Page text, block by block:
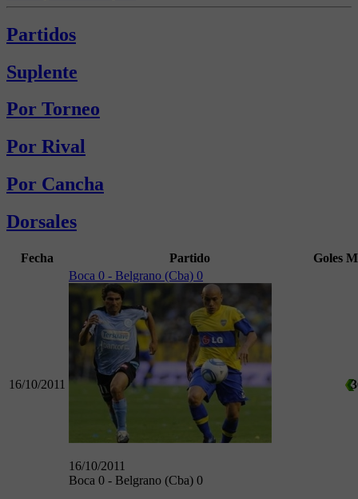
Partidos
Suplente
Por Torneo
Por Rival
Por Cancha
Dorsales
Fecha Partido Goles
16/10/2011
Boca 0 - Belgrano (Cba) 0
16/10/2011
Boca 0 - Belgrano (Cba) 0